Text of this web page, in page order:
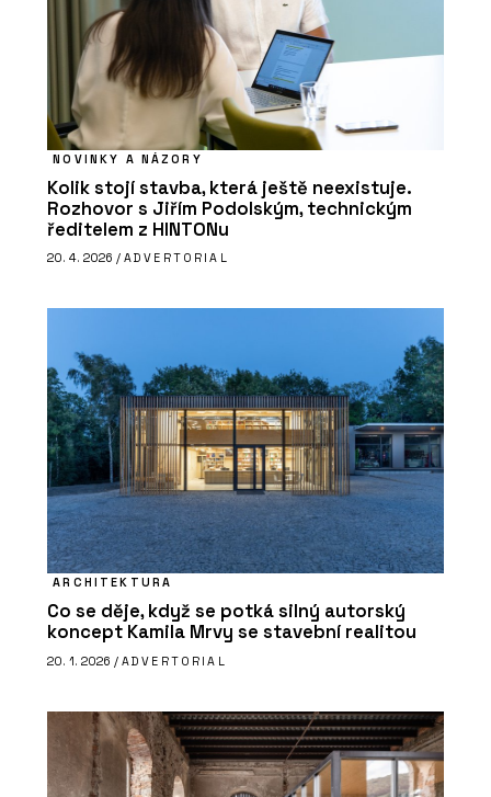
NOVINKY A NÁZORY
Kolik stojí stavba, která ještě neexistuje.
Rozhovor s Jiřím Podolským, technickým
ředitelem z HINTONu
20. 4. 2026 / ADVERTORIAL
ARCHITEKTURA
Co se děje, když se potká silný autorský
koncept Kamila Mrvy se stavební realitou
20. 1. 2026 / ADVERTORIAL